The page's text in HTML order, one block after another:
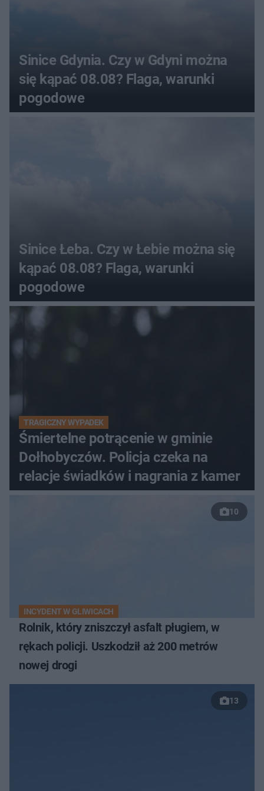
Sinice Gdynia. Czy w Gdyni można
się kąpać 08.08? Flaga, warunki
pogodowe
Sinice Łeba. Czy w Łebie można się
kąpać 08.08? Flaga, warunki
pogodowe
TRAGICZNY WYPADEK
Śmiertelne potrącenie w gminie
Dołhobyczów. Policja czeka na
relacje świadków i nagrania z kamer
10
INCYDENT W GLIWICACH
Rolnik, który zniszczył asfalt pługiem, w
rękach policji. Uszkodził aż 200 metrów
nowej drogi
13